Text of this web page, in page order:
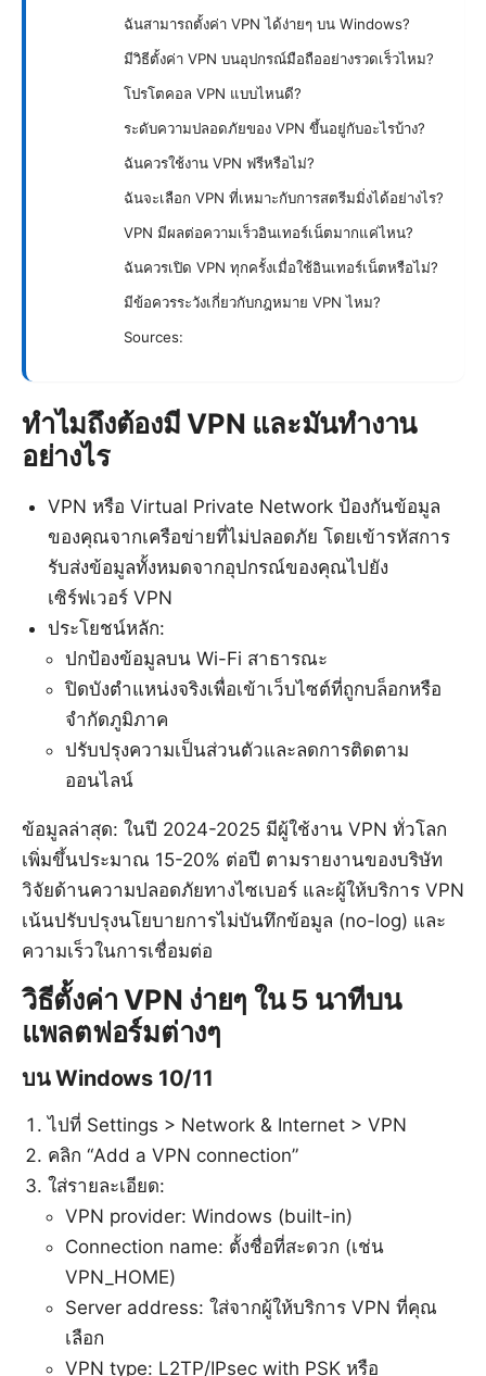
ฉันสามารถตั้งค่า VPN ได้ง่ายๆ บน Windows?
มีวิธีตั้งค่า VPN บนอุปกรณ์มือถืออย่างรวดเร็วไหม?
โปรโตคอล VPN แบบไหนดี?
ระดับความปลอดภัยของ VPN ขึ้นอยู่กับอะไรบ้าง?
ฉันควรใช้งาน VPN ฟรีหรือไม่?
ฉันจะเลือก VPN ที่เหมาะกับการสตรีมมิ่งได้อย่างไร?
VPN มีผลต่อความเร็วอินเทอร์เน็ตมากแค่ไหน?
ฉันควรเปิด VPN ทุกครั้งเมื่อใช้อินเทอร์เน็ตหรือไม่?
มีข้อควรระวังเกี่ยวกับกฎหมาย VPN ไหม?
Sources:
ทำไมถึงต้องมี VPN และมันทำงาน
อย่างไร
VPN หรือ Virtual Private Network ป้องกันข้อมูล
ของคุณจากเครือข่ายที่ไม่ปลอดภัย โดยเข้ารหัสการ
รับส่งข้อมูลทั้งหมดจากอุปกรณ์ของคุณไปยัง
เซิร์ฟเวอร์ VPN
ประโยชน์หลัก:
ปกป้องข้อมูลบน Wi-Fi สาธารณะ
ปิดบังตำแหน่งจริงเพื่อเข้าเว็บไซต์ที่ถูกบล็อกหรือ
จำกัดภูมิภาค
ปรับปรุงความเป็นส่วนตัวและลดการติดตาม
ออนไลน์
ข้อมูลล่าสุด: ในปี 2024-2025 มีผู้ใช้งาน VPN ทั่วโลก
เพิ่มขึ้นประมาณ 15-20% ต่อปี ตามรายงานของบริษัท
วิจัยด้านความปลอดภัยทางไซเบอร์ และผู้ให้บริการ VPN
เน้นปรับปรุงนโยบายการไม่บันทึกข้อมูล (no-log) และ
ความเร็วในการเชื่อมต่อ
วิธีตั้งค่า VPN ง่ายๆ ใน 5 นาทีบน
แพลตฟอร์มต่างๆ
บน Windows 10/11
ไปที่ Settings > Network & Internet > VPN
คลิก “Add a VPN connection”
ใส่รายละเอียด:
VPN provider: Windows (built-in)
Connection name: ตั้งชื่อที่สะดวก (เช่น
VPN_HOME)
Server address: ใส่จากผู้ให้บริการ VPN ที่คุณ
เลือก
VPN type: L2TP/IPsec with PSK หรือ